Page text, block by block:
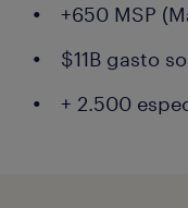
+650 MSP
$11B gasto
+ 2.500